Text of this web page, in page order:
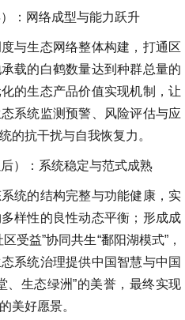
：网络成型与能力跃升
与生态网络整体构建，打通区
载的白鹤数量达到种群总量的
的生态产品价值实现机制，让
系统监测预警、风险评估与应
的抗干扰与自我恢复力。
）：系统稳定与范式成熟
统的结构完整与功能健康，实
样性的良性动态平衡；形成成
益”协同共生“鄱阳湖模式”，
系统治理提供中国智慧与中国
、生态绿洲”的美誉，最终实现
美好愿景。